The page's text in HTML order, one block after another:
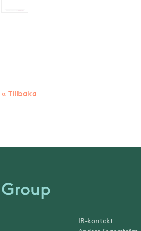
« Tillbaka
IR-kontakt